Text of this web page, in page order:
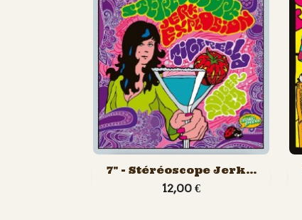
7" - Stéréoscope Jerk...
12,00 €
Aperçu rapide